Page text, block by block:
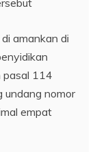
amankan di
pasal 114
nomor
empat